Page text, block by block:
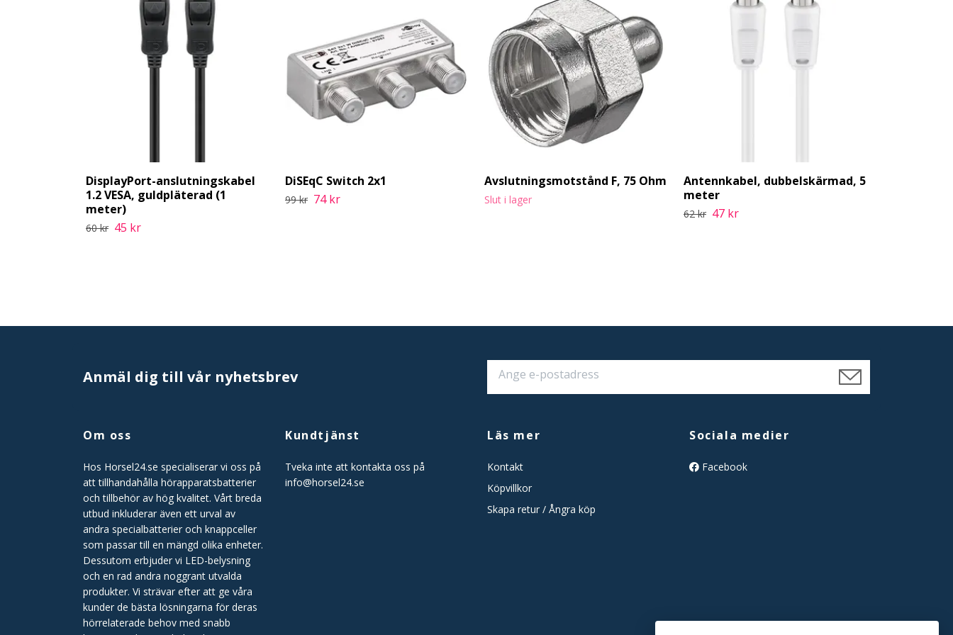
DisplayPort-anslutningskabel
1.2 VESA, guldpläterad (1
meter)
60 kr 45 kr
DiSEqC Switch 2x1
99 kr 74 kr
Avslutningsmotstånd F, 75 Ohm
Slut i lager
Antennkabel, dubbelskärmad, 5
meter
62 kr 47 kr
Anmäl dig till vår nyhetsbrev
Om oss
Hos Horsel24.se specialiserar vi oss på
att tillhandahålla hörapparatsbatterier
och tillbehör av hög kvalitet. Vårt breda
utbud inkluderar även ett urval av
andra specialbatterier och knappceller
som passar till en mängd olika enheter.
Dessutom erbjuder vi LED-belysning
och en rad andra noggrant utvalda
produkter. Vi strävar efter att ge våra
kunder de bästa lösningarna för deras
hörrelaterade behov med snabb
Kundtjänst
Tveka inte att kontakta oss på
info@horsel24.se
Läs mer
Kontakt
Köpvillkor
Skapa retur / Ångra köp
Sociala medier
Facebook